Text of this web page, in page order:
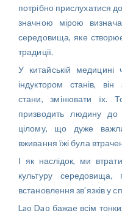
потрібно прислухатися
значною мірою
середовища, яке
традиції.
У китайській
індуктором станів,
стани, змінювати їх.
призводить людину до
цілому, що дуже
вживання їжі була
І як наслідок, ми
культуру середовища,
встановлення зв’язків у
Lao Dao бажаe всім